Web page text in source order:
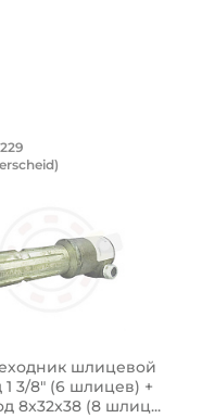
вход 1 3/8" (6
1 3/8" (6 шлицев)
67.10.229
шлицевой
1 3/8" (6 шлицев) +
8x32x38 (8 шлиц...